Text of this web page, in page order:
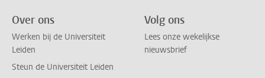
Over ons
Werken bij de Universiteit
Leiden
Steun de Universiteit Leiden
Volg ons
Lees onze wekelijkse
nieuwsbrief